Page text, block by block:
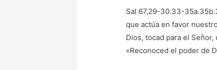
Sal 67,29-30.33-
que actúa en favor
Dios, tocad para el
«Reconoced el poder de